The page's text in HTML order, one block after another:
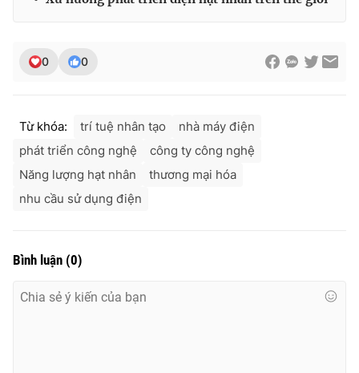
® Cấm sao chép dưới mọi hình thức nếu không có sự chấp
thông tin từ website này.
0 0
Từ khóa: trí tuệ nhân tạo
nhà máy điện
phát triển công nghệ
công ty công nghệ
Năng lượng hạt nhân
thương mại hóa
nhu cầu sử dụng điện
Bình luận (0)